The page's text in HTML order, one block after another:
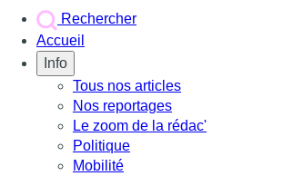
Rechercher
Accueil
Info
Tous nos articles
Nos reportages
Le zoom de la rédac'
Politique
Mobilité